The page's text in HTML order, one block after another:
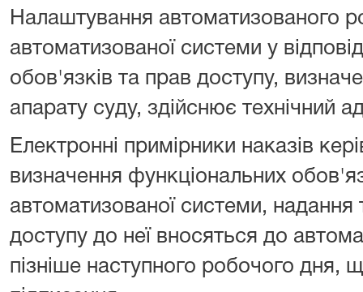
Налаштування автоматизованого
автоматизованої системи у
обов'язків та прав доступу,
апарату суду, здійснює технічний
Електронні примірники наказів
визначення функціональних
автоматизованої системи,
доступу до неї вносяться до
пізніше наступного робочого дня,